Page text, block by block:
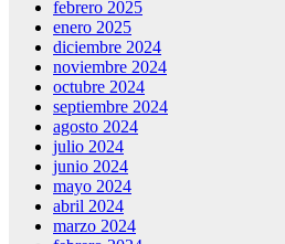
febrero 2025
enero 2025
diciembre 2024
noviembre 2024
octubre 2024
septiembre 2024
agosto 2024
julio 2024
junio 2024
mayo 2024
abril 2024
marzo 2024